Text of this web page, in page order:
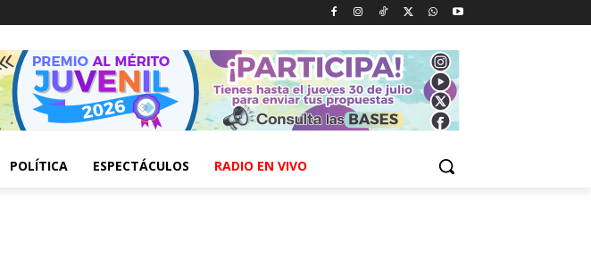
POLÍTICA ESPECTÁCULOS RADIO EN VIVO